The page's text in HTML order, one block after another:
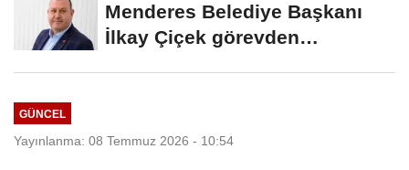
Menderes Belediye Başkanı
İlkay Çiçek görevden
GÜNCEL
Yayınlanma: 08 Temmuz 2026 - 10:54